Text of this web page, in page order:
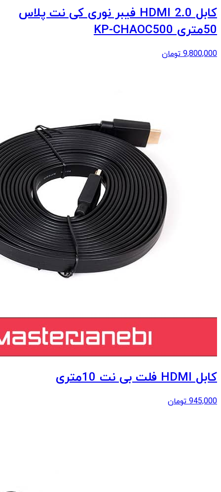
کابل 2.0 HDMI فیبر نوری کی نت پلاس
50متری KP-CHAOC500
9,800,000 تومان
کابل HDMI فلت بی نت 10متری
945,000 تومان